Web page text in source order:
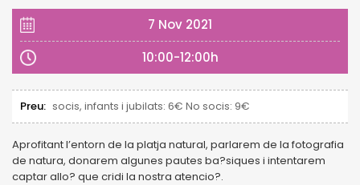
7 Nov 2021
10:00-12:00h
Preu: socis, infants i jubilats: 6€ No socis: 9€
Aprofitant l’entorn de la platja natural, parlarem de la fotografia
de natura, donarem algunes pautes ba?siques i intentarem
captar allo? que cridi la nostra atencio?.